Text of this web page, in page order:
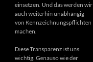
einsetzen. Und das werden wir
auch weiterhin unabhängig
von Kennzeichnungspflichten
machen.
Diese Transparenz ist uns
wichtig. Genauso wie der